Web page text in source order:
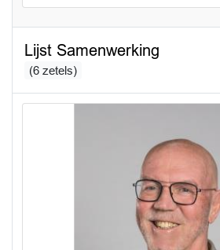
Lijst Samenwerking
(6 zetels)